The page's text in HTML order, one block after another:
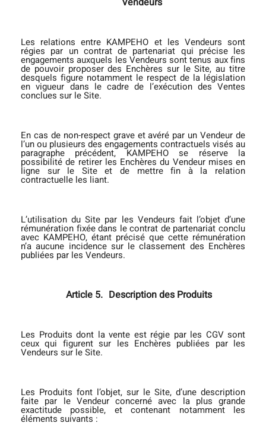
Les relations entre KAMPEHO et les Vendeurs sont
régies par un contrat de partenariat qui précise les
engagements auxquels les Vendeurs sont tenus aux fins
de pouvoir proposer des Enchères sur le Site, au titre
desquels figure notamment le respect de la législation
en vigueur dans le cadre de l’exécution des Ventes
conclues sur le Site.
En cas de non-respect grave et avéré par un Vendeur de
l’un ou plusieurs des engagements contractuels visés au
paragraphe précédent, KAMPEHO se réserve la
possibilité de retirer les Enchères du Vendeur mises en
ligne sur le Site et de mettre fin à la relation
contractuelle les liant.
L’utilisation du Site par les Vendeurs fait l’objet d’une
rémunération fixée dans le contrat de partenariat conclu
avec KAMPEHO, étant précisé que cette rémunération
n’a aucune incidence sur le classement des Enchères
publiées par les Vendeurs.
Article 5. Description des Produits
Les Produits dont la vente est régie par les CGV sont
ceux qui figurent sur les Enchères publiées par les
Vendeurs sur le Site.
Les Produits font l’objet, sur le Site, d’une description
faite par le Vendeur concerné avec la plus grande
exactitude possible, et contenant notamment les
éléments suivants :